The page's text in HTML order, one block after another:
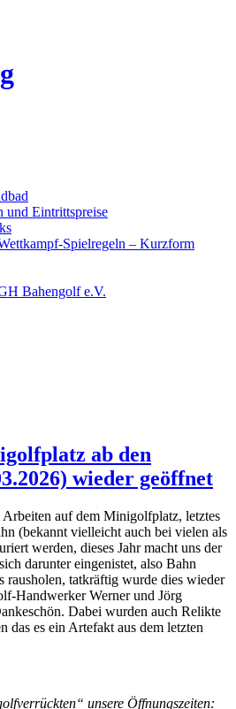
und Eintrittspreise
Spielregeln – Kurzform
Bahengolf e.V.
ab den
wieder geöffnet
auf dem Minigolfplatz, letztes
(bekannt vielleicht auch bei vielen als
werden, dieses Jahr macht uns der
darunter eingenistet, also Bahn
rausholen, tatkräftig wurde dies wieder
Handwerker Werner und Jörg
Dabei wurden auch Relikte
das es ein Artefakt aus dem letzten
unsere Öffnungszeiten: